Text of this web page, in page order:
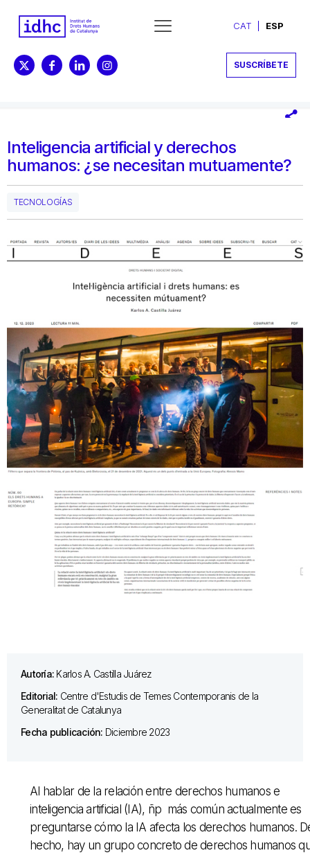
CAT ESP
SUSCRÍBETE
Inteligencia artificial y derechos
humanos: ¿se necesitan mutuamente?
TECNOLOGÍAS
Autoría: Karlos A. Castilla Juárez
Editorial: Centre d'Estudis de Temes Contemporanis de la
Generalitat de Catalunya
Fecha publicación: Diciembre 2023
Al hablar de la relación entre derechos humanos e
inteligencia artificial (IA), ñp más común actualmente es
preguntarse cómo la IA afecta los derechos humanos.
hecho, hay un grupo concreto de derechos humanos